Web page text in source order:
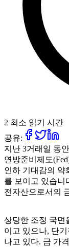
2 최소 읽기 시간
공유:
지난 3거래일 동
연방준비제도
인하 기대감의 약
를 보이고 있습니
전자산으로서의
상당한 조정 국면
이고 있으나, 단
나고 있다. 금 가